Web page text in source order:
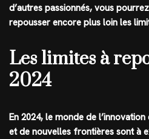
d’autres passionnés, vous
repousser encore plus loin les
Les limites à
2024
En 2024, le monde de
et de nouvelles frontières sont à